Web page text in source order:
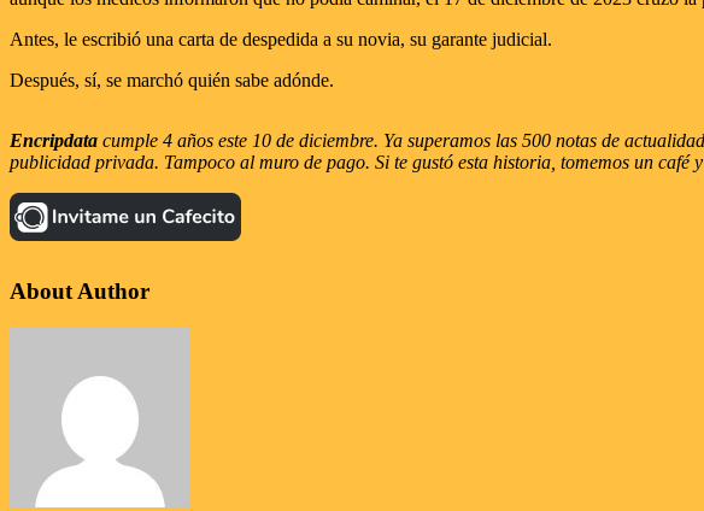
Antes, le escribió una carta de despedida a su novia, su garante judicial.
Después, sí, se marchó quién sabe adónde.
Encripdata cumple 4 años este 10 de diciembre. Ya superamos las 500 notas de
publicidad privada. Tampoco al muro de pago. Si te gustó esta historia, tomemos un café
About Author